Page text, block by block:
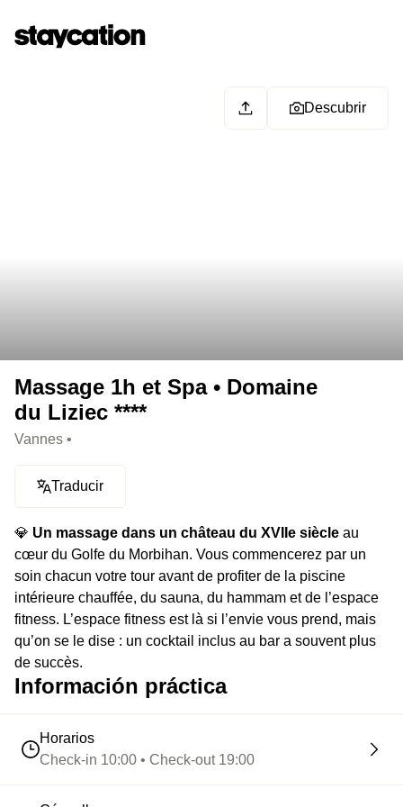
Descubrir
Massage 1h et Spa • Domaine
du Liziec ****
Vannes •
Traducir
💎 Un massage dans un château du XVIIe siècle au
cœur du Golfe du Morbihan. Vous commencerez par un
soin chacun votre tour avant de profiter de la piscine
intérieure chauffée, du sauna, du hammam et de l’espace
fitness. L’espace fitness est là si l’envie vous prend, mais
qu’on se le dise : un cocktail inclus au bar a souvent plus
de succès.
⭐️ Le highlight :Tous les soins sont signés Ella Baché,
esthétisme en France. Vous êtes prévenus.
Información práctica
Horarios
Check-in 10:00 • Check-out 19:00